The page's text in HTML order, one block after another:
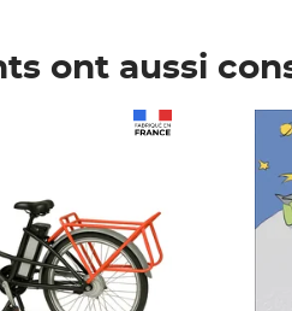
ont aussi
Prix 7,50€